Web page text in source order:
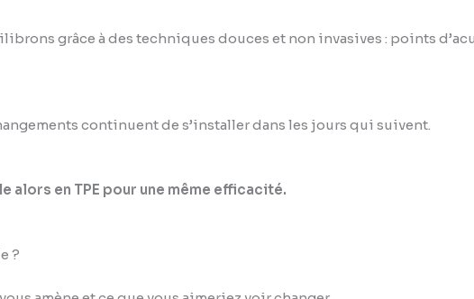
grâce à des techniques douces et non invasives : points
continuent de s’installer dans les jours qui suivent.
alors en TPE pour une même efficacité.
?